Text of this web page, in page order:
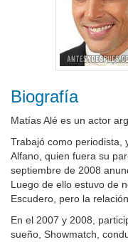
Biografía
Matías Alé es un actor
Trabajó como periodista,
Alfano, quien fuera su
septiembre de 2008
Luego de ello estuvo de
Escudero, pero la
En el 2007 y 2008,
sueño, Showmatch,